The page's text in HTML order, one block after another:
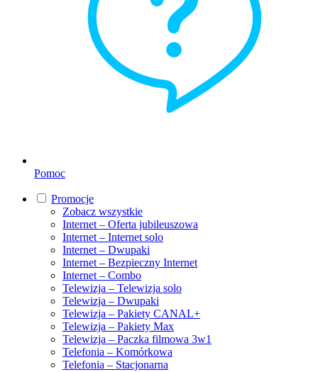
Pomoc
Promocje
Zobacz wszystkie
Internet – Oferta jubileuszowa
Internet – Internet solo
Internet – Dwupaki
Internet – Bezpieczny Internet
Internet – Combo
Telewizja – Telewizja solo
Telewizja – Dwupaki
Telewizja – Pakiety CANAL+
Telewizja – Pakiety Max
Telewizja – Paczka filmowa 3w1
Telefonia – Komórkowa
Telefonia – Stacjonarna